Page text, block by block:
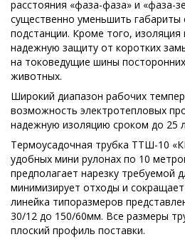
расстояния «фаза-фаза» и «фаза-
существенно уменьшить
подстанции. Кроме того,
надежную защиту от коротких
на токоведущие шины
животных.
Широкий диапазон рабочих
возможность электротепловых
надежную изоляцию сроком до 25
Термоусадочная трубка ТТШ-10
удобных мини рулонах по 10
предполагает нарезку требуемой
минимизирует отходы и
линейка типоразмеров
30/12 до 150/60мм. Все размеры
плоский профиль поставки.